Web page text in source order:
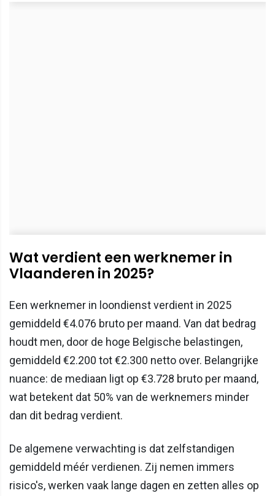
Wat verdient een werknemer in
Vlaanderen in 2025?
Een werknemer in loondienst verdient in 2025
gemiddeld €4.076 bruto per maand. Van dat bedrag
houdt men, door de hoge Belgische belastingen,
gemiddeld €2.200 tot €2.300 netto over. Belangrijke
nuance: de mediaan ligt op €3.728 bruto per maand,
wat betekent dat 50% van de werknemers minder
dan dit bedrag verdient.
De algemene verwachting is dat zelfstandigen
gemiddeld méér verdienen. Zij nemen immers
risico's, werken vaak lange dagen en zetten alles op